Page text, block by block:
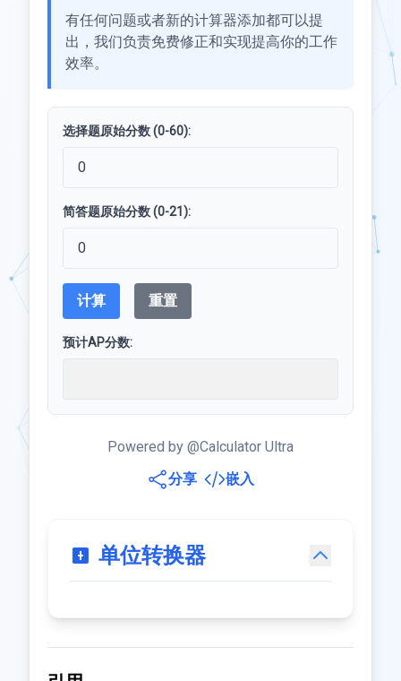
有任何问题或者新的计算器添加都可以提
出，我们负责免费修正和实现提高你的工作
效率。
选择题原始分数 (0-60):
简答题原始分数 (0-21):
计算 重置
预计AP分数:
Powered by @Calculator Ultra
分享
嵌入
单位转换器